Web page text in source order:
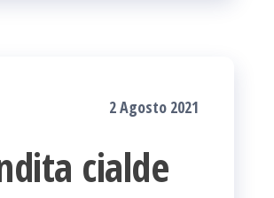
2 Agosto 2021
cialde